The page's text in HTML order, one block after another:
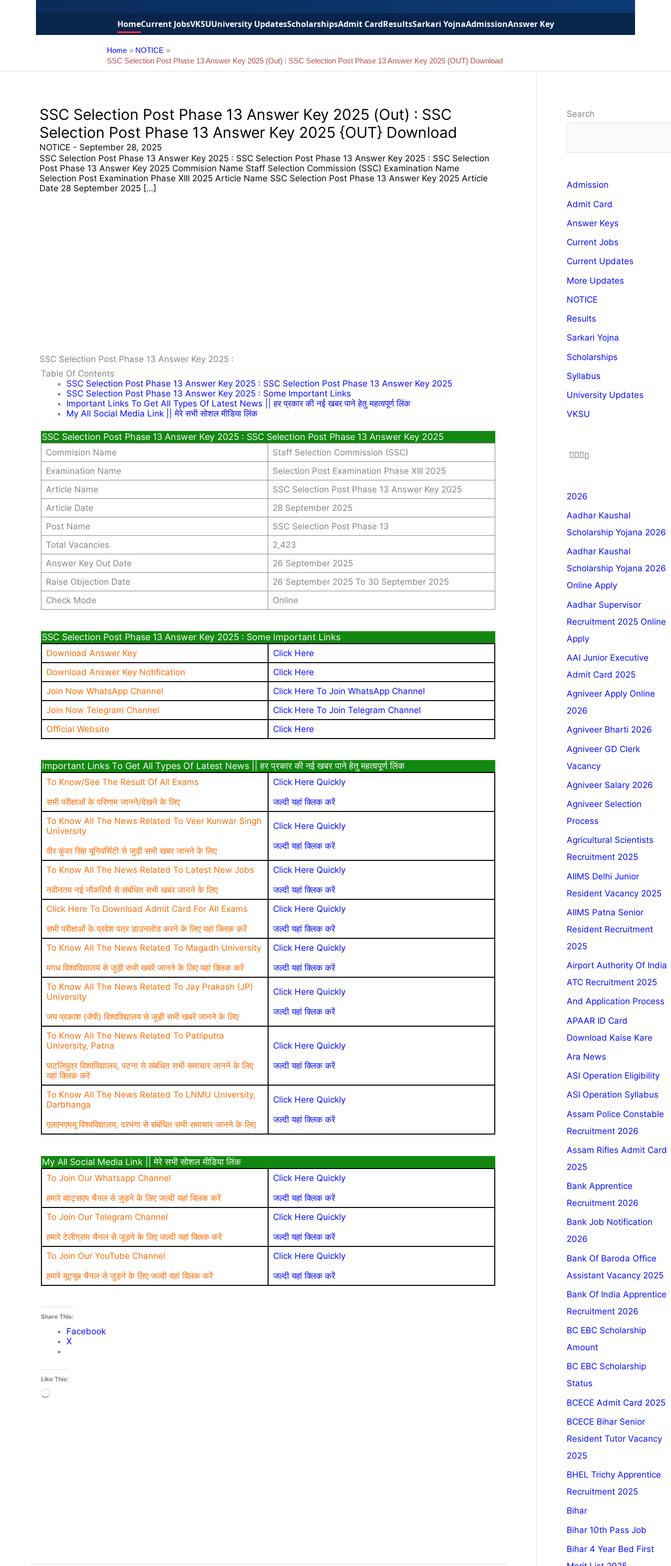
HomeCurrent JobsVKSUUniversity UpdatesScholarshipsAdmit CardResultsSarkari YojnaAdmissionAnswer Key
Home
NOTICE
SSC Selection Post Phase 13 Answer Key 2025 (Out) : SSC Selection Post Phase 13 Answer Key 2025 {OUT} Download
SSC Selection Post Phase 13 Answer Key 2025 (Out) : SSC
Selection Post Phase 13 Answer Key 2025 {OUT} Download
NOTICE - September 28, 2025
SSC Selection Post Phase 13 Answer Key 2025 : SSC Selection Post Phase 13 Answer Key 2025 : SSC Selection
Post Phase 13 Answer Key 2025 Commision Name Staff Selection Commission (SSC) Examination Name
Selection Post Examination Phase XIII 2025 Article Name SSC Selection Post Phase 13 Answer Key 2025 Article
Date 28 September 2025 […]
SSC Selection Post Phase 13 Answer Key 2025 :
Table Of Contents
SSC Selection Post Phase 13 Answer Key 2025 : SSC Selection Post Phase 13 Answer Key 2025
SSC Selection Post Phase 13 Answer Key 2025 : Some Important Links
Important Links To Get All Types Of Latest News || हर प्रकार की नई खबर पाने हेतु महत्वपूर्ण लिंक
My All Social Media Link || मेरे सभी सोशल मीडिया लिंक
SSC Selection Post Phase 13 Answer Key 2025 : SSC Selection Post Phase 13 Answer Key 2025
Commision Name
Staff Selection Commission (SSC)
Examination Name
Selection Post Examination Phase XIII 2025
Article Name
SSC Selection Post Phase 13 Answer Key 2025
Article Date
28 September 2025
Post Name
SSC Selection Post Phase 13
Total Vacancies
2,423
Answer Key Out Date
26 September 2025
Raise Objection Date
26 September 2025 To 30 September 2025
Check Mode
Online
SSC Selection Post Phase 13 Answer Key 2025 : Some Important Links
Download Answer Key
Click Here
Download Answer Key Notification
Click Here
Join Now WhatsApp Channel
Click Here To Join WhatsApp Channel
Join Now Telegram Channel
Click Here To Join Telegram Channel
Official Website
Click Here
Important Links To Get All Types Of Latest News || हर प्रकार की नई खबर पाने हेतु महत्वपूर्ण लिंक
To Know/See The Result Of All Exams
सभी परीक्षाओं के परिणाम जानने/देखने के लिए
Click Here Quickly
जल्दी यहां क्लिक करें
To Know All The News Related To Veer Kunwar Singh
University
वीर कुंवर सिंह यूनिवर्सिटी से जुड़ी सभी खबर जानने के लिए
Click Here Quickly
जल्दी यहां क्लिक करें
To Know All The News Related To Latest New Jobs
नवीनतम नई नौकरियों से संबंधित सभी खबर जानने के लिए
Click Here Quickly
जल्दी यहां क्लिक करें
Click Here To Download Admit Card For All Exams
सभी परीक्षाओं के प्रवेश पत्र डाउनलोड करने के लिए यहां क्लिक करें
Click Here Quickly
जल्दी यहां क्लिक करें
To Know All The News Related To Magadh University
मगध विश्वविद्यालय से जुड़ी सभी खबरें जानने के लिए यहां क्लिक करें
Click Here Quickly
जल्दी यहां क्लिक करें
To Know All The News Related To Jay Prakash (JP)
University
जय प्रकाश (जेपी) विश्वविद्यालय से जुड़ी सभी खबरें जानने के लिए
Click Here Quickly
जल्दी यहां क्लिक करें
To Know All The News Related To Patliputra
University, Patna
पाटलिपुत्र विश्वविद्यालय, पटना से संबंधित सभी समाचार जानने के लिए
यहां क्लिक करें
Click Here Quickly
जल्दी यहां क्लिक करें
To Know All The News Related To LNMU University,
Darbhanga
एलएनएमयू विश्वविद्यालय, दरभंगा से संबंधित सभी समाचार जानने के लिए
Click Here Quickly
जल्दी यहां क्लिक करें
My All Social Media Link || मेरे सभी सोशल मीडिया लिंक
To Join Our Whatsapp Channel
हमारे व्हाट्सएप चैनल से जुड़ने के लिए जल्दी यहां क्लिक करें
Click Here Quickly
जल्दी यहां क्लिक करें
To Join Our Telegram Channel
हमारे टेलीग्राम चैनल से जुड़ने के लिए जल्दी यहां क्लिक करें
Click Here Quickly
जल्दी यहां क्लिक करें
To Join Our YouTube Channel
हमारे यूट्यूब चैनल से जुड़ने के लिए जल्दी यहां क्लिक करें
Click Here Quickly
जल्दी यहां क्लिक करें
Share This:
Facebook
X
Like This:
Loading…
Search
Admission
Admit Card
Answer Keys
Current Jobs
Current Updates
More Updates
NOTICE
Results
Sarkari Yojna
Scholarships
Syllabus
University Updates
VKSU
2026
Aadhar Kaushal
Scholarship Yojana 2026
Aadhar Kaushal
Scholarship Yojana 2026
Online Apply
Aadhar Supervisor
Recruitment 2025 Online
Apply
AAI Junior Executive
Admit Card 2025
Agniveer Apply Online
2026
Agniveer Bharti 2026
Agniveer GD Clerk
Vacancy
Agniveer Salary 2026
Agniveer Selection
Process
Agricultural Scientists
Recruitment 2025
AIIMS Delhi Junior
Resident Vacancy 2025
AIIMS Patna Senior
Resident Recruitment
2025
Airport Authority Of India
ATC Recruitment 2025
And Application Process
APAAR ID Card
Download Kaise Kare
Ara News
ASI Operation Eligibility
ASI Operation Syllabus
Assam Police Constable
Recruitment 2026
Assam Rifles Admit Card
2025
Bank Apprentice
Recruitment 2026
Bank Job Notification
2026
Bank Of Baroda Office
Assistant Vacancy 2025
Bank Of India Apprentice
Recruitment 2026
BC EBC Scholarship
Amount
BC EBC Scholarship
Status
BCECE Admit Card 2025
BCECE Bihar Senior
Resident Tutor Vacancy
2025
BHEL Trichy Apprentice
Recruitment 2025
Bihar
Bihar 10th Pass Job
Bihar 4 Year Bed First